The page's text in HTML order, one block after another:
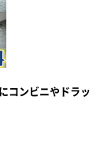
コンビニやドラッ